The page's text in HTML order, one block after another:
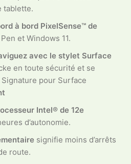
tablette.
à bord PixelSense™ de
et Windows 11.
avec le stylet Surface
en toute sécurité et se
pour Surface
Intel® de 12e
d’autonomie.
signifie moins d’arrêts
route.